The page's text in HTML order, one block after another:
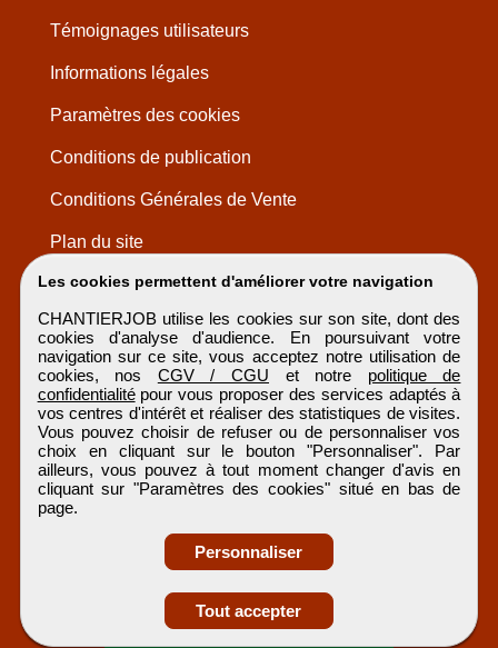
Obtenir ses
coordonnées
Les cookies permettent d'améliorer votre navigation
CHANTIERJOB utilise les cookies sur son site, dont des
cookies d'analyse d'audience. En poursuivant votre
navigation sur ce site, vous acceptez notre utilisation de
cookies, nos CGV / CGU et notre politique de
confidentialitépour vous proposer des services adaptés à
vos centres d'intérêt et réaliser des statistiques de visites.
Vous pouvez choisir de refuser ou de personnaliser vos
choix en cliquant sur le bouton "Personnaliser". Par
ailleurs, vous pouvez à tout moment changer d'avis en
cliquant sur "Paramètres des cookies" situé en bas de
page.
Personnaliser
Tout accepter
Témoignages utilisateurs
Informations légales
Paramètres des cookies
Conditions de publication
Conditions Générales de Vente
Plan du site
CHANTIERJOB